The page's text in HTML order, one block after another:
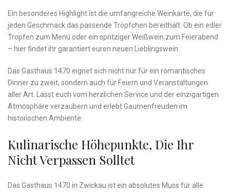
Ein ⁤besonderes Highlight ist die umfangreiche⁣ Weinkarte, die ​für‌
jeden Geschmack das passende ​Tröpfchen bereithält. Ob ein edler
Tropfen zum Menü oder ein spritziger ‍Weißwein zum⁣ Feierabend
– hier⁣ findet ihr ⁢garantiert euren neuen ⁢Lieblingswein.
Das‌ Gasthaus 1470 eignet sich nicht nur für ein romantisches
Dinner zu ⁣zweit, sondern auch für Feiern und⁢ Veranstaltungen
aller Art. Lasst euch vom herzlichen Service und der⁢ einzigartigen
‌Atmosphäre verzaubern und erlebt Gaumenfreuden im
historischen Ambiente.
Kulinarische‌ Höhepunkte, Die⁢ Ihr
Nicht Verpassen Solltet
Das Gasthaus 1470 in Zwickau ist ein absolutes Muss ‍für alle